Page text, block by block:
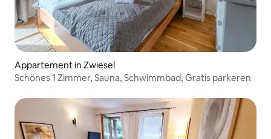
Appartement in Zwiesel
Schönes 1 Zimmer, Sauna, Schwimmbad, Gratis parkeren